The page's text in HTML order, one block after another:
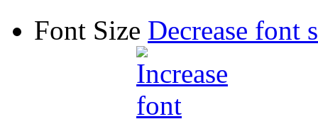
Font Size Decrease font